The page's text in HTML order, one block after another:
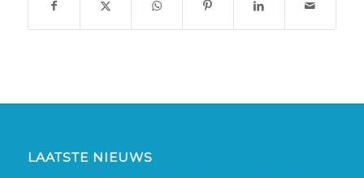
LAATSTE NIEUWS